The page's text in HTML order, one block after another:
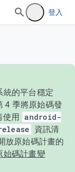
登入
統的平台穩定
4 季將原始碼發
使用 android-
資訊清
放原始碼計畫的
碼計畫變